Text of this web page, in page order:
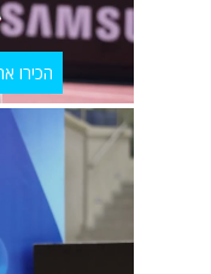
הכירו